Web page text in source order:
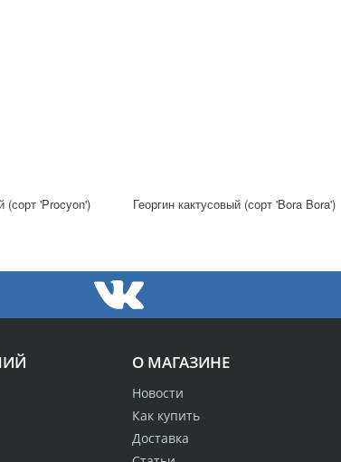
(сорт 'Procyon') Георгин кактусовый (сорт 'Bora Bora')
О МАГАЗИНЕ
Новости
Как купить
Доставка